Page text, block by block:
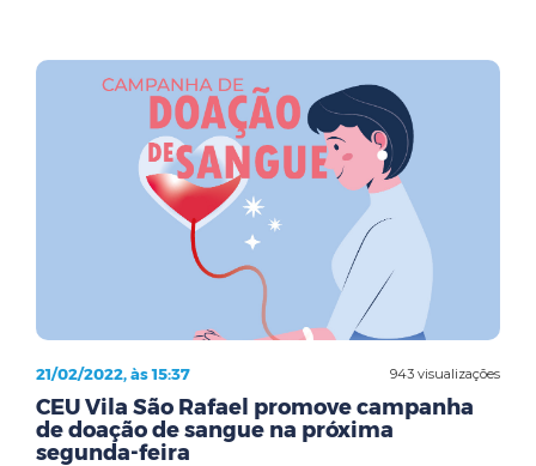
943 visualizações
21/02/2022, às 15:37
CEU Vila São Rafael promove campanha
de doação de sangue na próxima
segunda-feira